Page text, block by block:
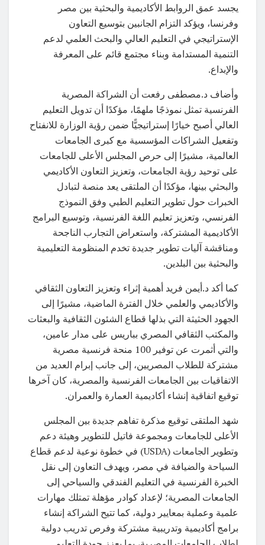
يجسد عمق الروابط الأكاديمية والبحثية بين مصر
وفرنسا، ويؤكد التزام الجانبين بتوسيع التعاون
الإستراتيجي في التعليم العالي والبحث العلمي لدعم
التنمية المستدامة وبناء مجتمع قائم على المعرفة
والإبداع.
وأضاف د.مصطفى رفعت أن الشراكة المصرية
الفرنسية تمثل نموذجًا ملهمًا، مؤكدًا أن تدويل التعليم
العالي أصبح خيارًا إستراتيجيًّا ضمن رؤية الوزارة للانفتاح
وتفعيل الشراكات المؤسسية مع كبرى الجامعات
العالمية، مشيرًا إلى حرص المجلس الأعلى للجامعات
على توحيد رؤية الجامعات، وتعزيز التعاون الأكاديمي
والبحثي بينها، مؤكدًا أن الملتقى يعد منصة لتبادل
الخبرات حول تطوير التعليم الطبي وفق النموذج
الفرنسي، وتعزيز تعليم اللغة الفرنسية، وتوسيع البرامج
الأكاديمية المشتركة، واستعراض التجارب الناجحة
ومناقشة آليات تطوير جديدة تخدم المنظومة التعليمية
والبحثية بين البلدين.
كما أكد د.أيمن فريد أهمية إثراء وتعزيز التعاون الثقافي
والأكاديمي والعلمي خلال الفترة الماضية، مشيرًا إلى
الجهود الحثيثة التي بذلها قطاع الشئون الثقافية والبعثات
والمكتب الثقافي المصري بباريس على مدار عامين،
والتي أثمرت عن توفير 100 منحة فرنسية مصرية
مشتركة للطلاب المصريين، إلى جانب إبرام العديد من
الاتفاقيات بين الجامعات الفرنسية والمصرية، كان آخرها
توقيع اتفاقية إنشاء أكاديمية العمارة والعمران.
شهد الملتقى توقيع مذكرة تفاهم جديدة بين المجلس
الأعلى للجامعات ومجموعة فاتيل للتطوير وهيئة دعم
وتطوير الجامعات (USDA) في خطوة نوعية لدعم قطاع
السياحة والضيافة في مصر، ويهدف التعاون إلى نقل
الخبرة الفرنسية في التعليم الفندقي والسياحي إلى
الجامعات المصرية؛ لإعداد كوادر مؤهلة تمتلك مهارات
علمية وعملية بمعايير دولية، كما تتيح الشراكة إنشاء
برامج أكاديمية وتدريبية مشتركة وفرص تدريب دولية